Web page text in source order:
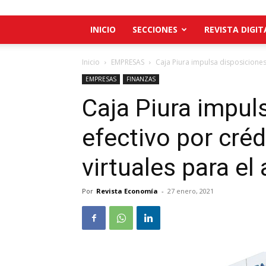
INICIO SECCIONES REVISTA
Inicio EMPRESAS Caja Piura impulsa
EMPRESAS FINANZAS
Caja Piura
efectivo por
virtuales para el
Por Revista Economía - 27 enero, 2021